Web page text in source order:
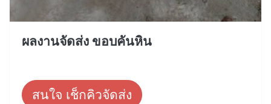
ผลงานจัดส่ง ขอบคันหิน
สนใจ เช็กคิวจัดส่ง